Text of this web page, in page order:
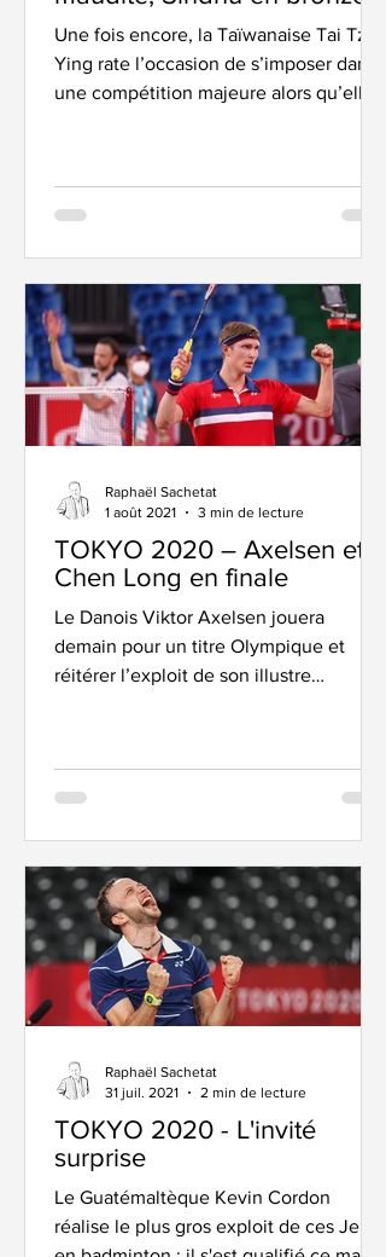
Une fois encore, la Taïwanaise Tai Tzu
Ying rate l’occasion de s’imposer dans
une compétition majeure alors qu’elle
TOKYO 2020 – Axelsen et
Chen Long en finale
Le Danois Viktor Axelsen jouera
demain pour un titre Olympique et
réitérer l’exploit de son illustre
Raphaël Sachetat
1 août 2021
3 min de lecture
TOKYO 2020 - L'invité
surprise
Le Guatémaltèque Kevin Cordon
réalise le plus gros exploit de ces Jeux
Raphaël Sachetat
31 juil. 2021
2 min de lecture